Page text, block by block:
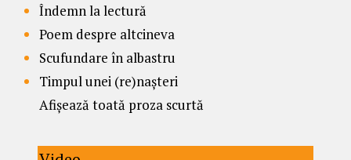
Îndemn la lectură
Poem despre altcineva
Scufundare în albastru
Timpul unei (re)nașteri
Afișează toată proza scurtă